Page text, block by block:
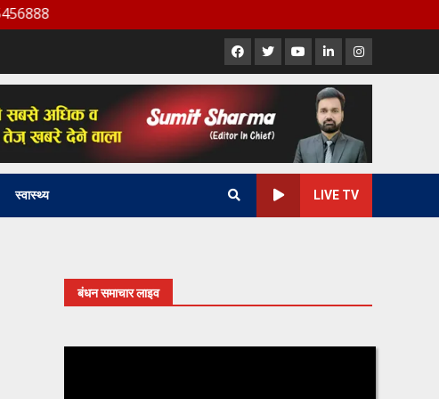
Facebook
X YoutubeLinkedInInstagram
स्वास्थ्य LIVE TV
बंधन समाचार लाइव